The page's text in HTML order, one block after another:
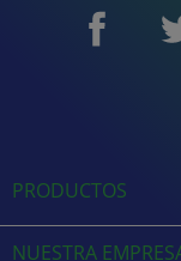
PRODUCTOS
NUESTRA